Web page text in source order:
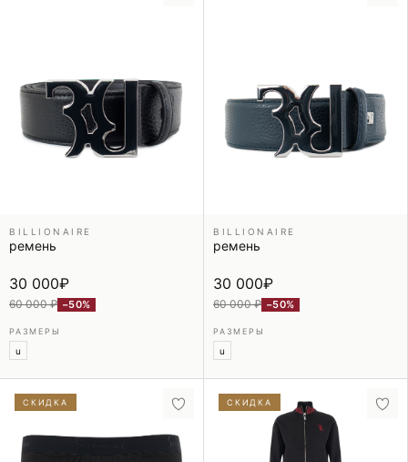
BILLIONAIRE
ремень
30 000₽
60 000 ₽ −50%
РАЗМЕРЫ
u
BILLIONAIRE
ремень
30 000₽
60 000 ₽ −50%
РАЗМЕРЫ
u
СКИДКА СКИДКА